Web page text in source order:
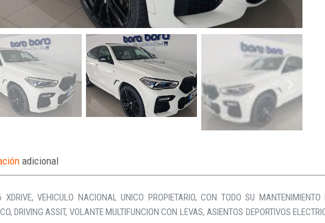
adicional
XDRIVE, VEHICULO NACIONAL UNICO PROPIETARIO, CON TODO SU
DRIVING ASSIT, VOLANTE MULTIFUNCION CON LEVAS, ASIENTOS DEPORTIVOS